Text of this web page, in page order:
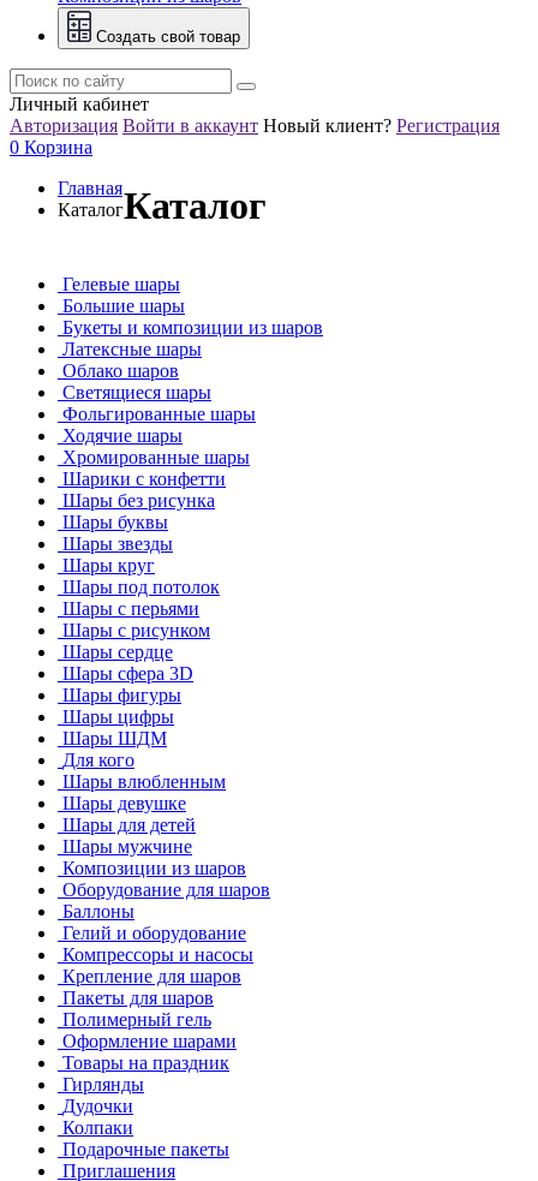
Создать свой товар
Личный кабинет
Авторизация Войти в аккаунт Новый клиент? Регистрация
0 Корзина
Главная
КаталогКаталог
Гелевые шары
Большие шары
Букеты и композиции из шаров
Латексные шары
Облако шаров
Светящиеся шары
Фольгированные шары
Ходячие шары
Хромированные шары
Шарики с конфетти
Шары без рисунка
Шары буквы
Шары звезды
Шары круг
Шары под потолок
Шары с перьями
Шары с рисунком
Шары сердце
Шары сфера 3D
Шары фигуры
Шары цифры
Шары ШДМ
Для кого
Шары влюбленным
Шары девушке
Шары для детей
Шары мужчине
Композиции из шаров
Оборудование для шаров
Баллоны
Гелий и оборудование
Компрессоры и насосы
Крепление для шаров
Пакеты для шаров
Полимерный гель
Оформление шарами
Товары на праздник
Гирлянды
Дудочки
Колпаки
Подарочные пакеты
Приглашения